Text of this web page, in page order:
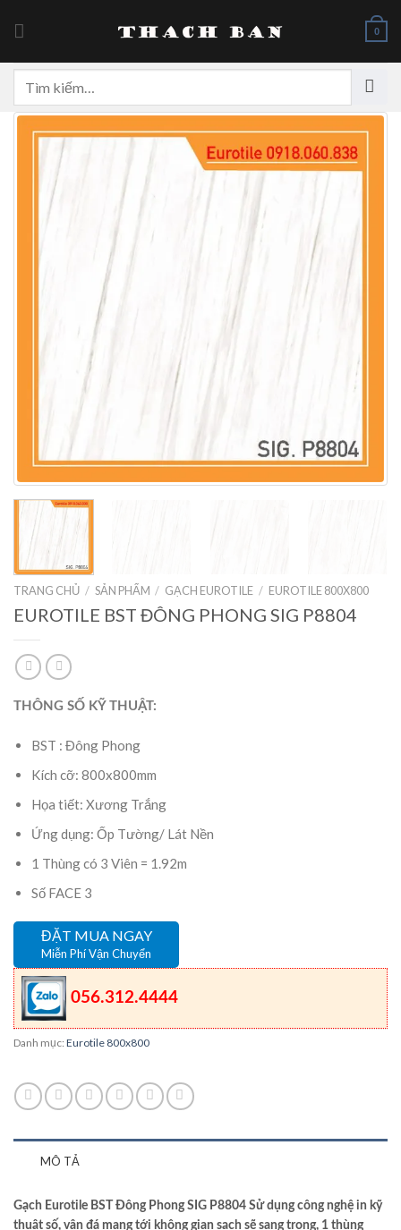
0
kiếm:
TRANG CHỦ / SẢN PHẨM / GẠCH EUROTILE / EUROTILE 800X800
EUROTILE BST ĐÔNG PHONG SIG P8804
THÔNG SỐ KỸ THUẬT:
BST : Đông Phong
Kích cỡ: 800x800mm
Họa tiết: Xương Trắng
Ứng dụng: Ốp Tường/ Lát Nền
1 Thùng có 3 Viên = 1.92m
Số FACE 3
ĐẶT MUA NGAY
Miễn Phí Vận Chuyển
056.312.4444
Danh mục: Eurotile 800x800
MÔ TẢ
Gạch Eurotile BST Đông Phong SIG P8804 Sử dụng công nghệ in kỹ
thuật số, vân đá mang tới không gian sạch sẽ sang trọng, 1 thùng